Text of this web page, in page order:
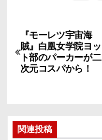
稿
ナ
ビ
ー
『モーレツ宇宙海
賊』白凰女学院ヨッ
ト部のパーカーが二
次元コスパから！
関連投稿